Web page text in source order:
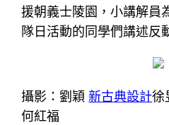
援朝義士陵園，小講解員
隊日活動的同學們講述反
攝影：劉穎新古典設計徐
何紅福